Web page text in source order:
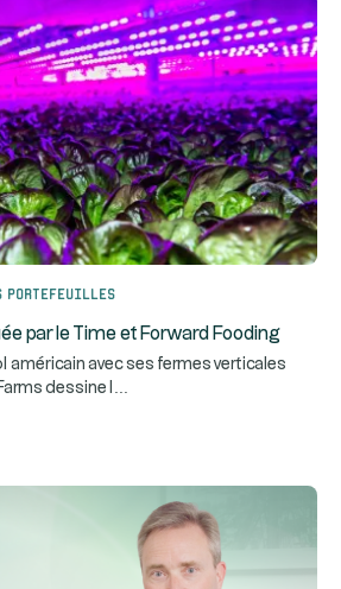
portefeuilles
par le Time et Forward Fooding
américain avec ses fermes verticales
dessine l